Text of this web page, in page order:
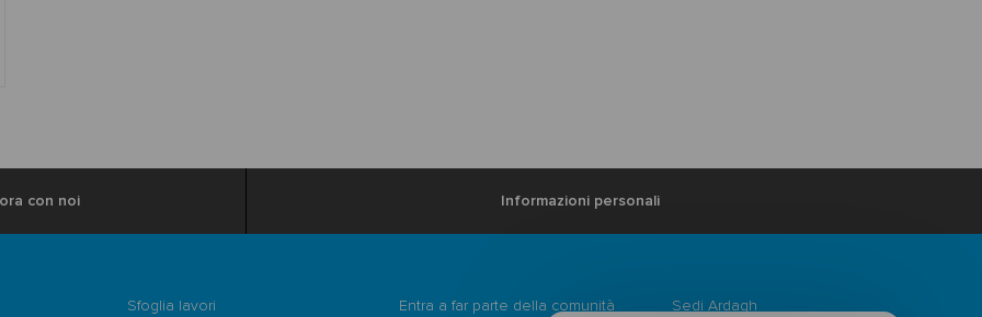
con noi Informazioni personali
Sfoglia lavori
Entra a far parte della comunità
Sedi Ardagh